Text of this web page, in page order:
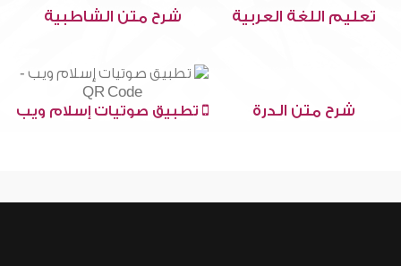
تعليم اللغة العربية شرح متن الشاطبية
شرح متن الدرة تطبيق صوتيات إسلام ويب